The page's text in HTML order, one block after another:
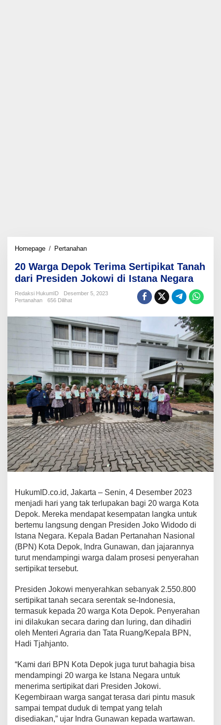
Homepage / Pertanahan20
Depok
Terima
Sertipikat
Tanah
Jokowi
di
Istana
Negara
20 Warga Depok Terima Sertipikat Tanah
dari Presiden Jokowi di Istana Negara
Redaksi HukumID
Desember 5, 2023
Pertanahan
656 Dilihat
HukumID.co.id, Jakarta – Senin, 4 Desember 2023
menjadi hari yang tak terlupakan bagi 20 warga Kota
Depok. Mereka mendapat kesempatan langka untuk
bertemu langsung dengan Presiden Joko Widodo di
Istana Negara. Kepala Badan Pertanahan Nasional
(BPN) Kota Depok, Indra Gunawan, dan jajarannya
turut mendampingi warga dalam prosesi penyerahan
sertipikat tersebut.
Presiden Jokowi menyerahkan sebanyak 2.550.800
sertipikat tanah secara serentak se-Indonesia,
termasuk kepada 20 warga Kota Depok. Penyerahan
ini dilakukan secara daring dan luring, dan dihadiri
oleh Menteri Agraria dan Tata Ruang/Kepala BPN,
Hadi Tjahjanto.
“Kami dari BPN Kota Depok juga turut bahagia bisa
mendampingi 20 warga ke Istana Negara untuk
menerima sertipikat dari Presiden Jokowi.
Kegembiraan warga sangat terasa dari pintu masuk
sampai tempat duduk di tempat yang telah
disediakan,” ujar Indra Gunawan kepada wartawan.